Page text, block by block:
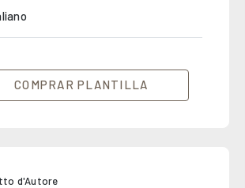
COMPRAR PLANTILLA
d'Autore